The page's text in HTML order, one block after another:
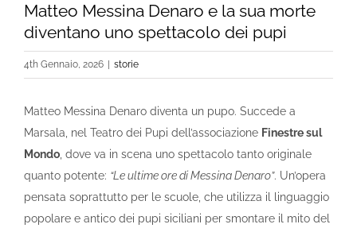
Matteo Messina Denaro e la sua morte
diventano uno spettacolo dei pupi
4th Gennaio, 2026 storie
Matteo Messina Denaro diventa un pupo. Succede a
Marsala, nel Teatro dei Pupi dell’associazione Finestre sul
Mondo, dove va in scena uno spettacolo tanto originale
quanto potente: “Le ultime ore di Messina Denaro”. Un’opera
pensata soprattutto per le scuole, che utilizza il linguaggio
popolare e antico dei pupi siciliani per smontare il mito del